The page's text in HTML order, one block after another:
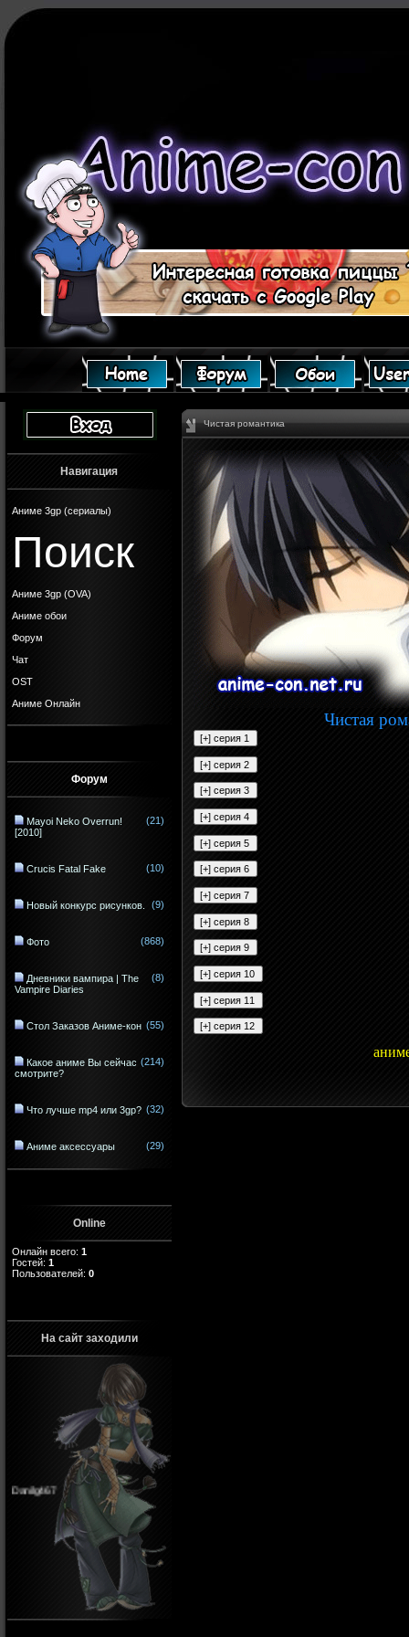
Навигация
Аниме 3gp (сериалы)
Поиск
Аниме 3gp (OVA)
Аниме обои
Форум
Чат
OST
Аниме Онлайн
Форум
Mayoi Neko Overrun!
[2010]
(21)
Crucis Fatal Fake (10)
Новый конкурс рисунков. (9)
Фото (868)
Дневники вампира | The
Vampire Diaries
(8)
Стол Заказов Аниме-кон (55)
Какое аниме Вы сейчас
смотрите?
(214)
Что лучше mp4 или 3gp? (32)
Аниме аксессуары (29)
Online
Онлайн всего: 1
Гостей: 1
Пользователей: 0
На сайт заходили
Danilg467
Чистая романтика
Чистая